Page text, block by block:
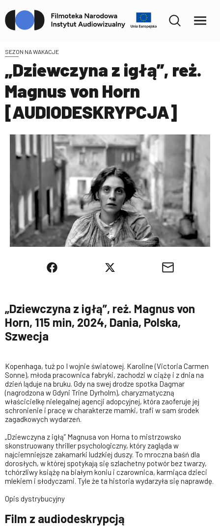
SEZON NA WAKACJE
„Dziewczyna z igłą”, reż.
Magnus von Horn
[AUDIODESKRYPCJA]
„Dziewczyna z igłą”, reż. Magnus von
Horn, 115 min, 2024, Dania, Polska,
Szwecja
Kopenhaga, tuż po I wojnie światowej. Karoline (Victoria Carmen
Sonne), młoda pracownica fabryki, zachodzi w ciążę i z dnia na
dzień ląduje na bruku. Gdy na swej drodze spotka Dagmar
(nagrodzona w Gdyni Trine Dyrholm), charyzmatyczną
właścicielkę nielegalnej agencji adopcyjnej, która zaoferuje jej
schronienie i pracę w charakterze mamki, trafi w sam środek
zagadkowych wydarzeń.
„Dziewczyna z igłą” Magnusa von Horna to mistrzowsko
skonstruowany thriller psychologiczny, który zagląda w
najciemniejsze zakamarki ludzkiej duszy. To mroczna baśń dla
dorosłych, w której spotykają się szlachetny potwór bez twarzy,
tchórzliwy książę na białym koniu i czarownica, karmiąca dzieci
mlekiem i słodyczami. Tyle że ta historia wydarzyła się naprawdę.
Opis dystrybucyjny
Film z audiodeskrypcją